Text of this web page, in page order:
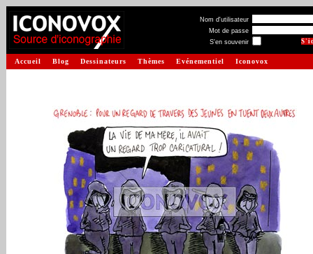
Nom d'utilisateur
Mot de passe
S'en souvenir
Accueil Blog Dessinateurs Thèmes Evénementiel Iconovox